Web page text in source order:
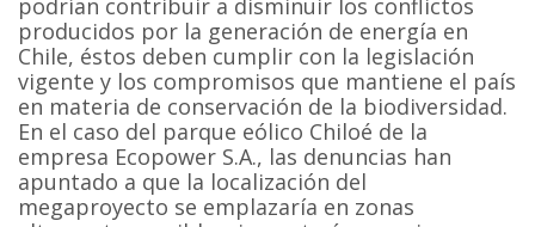
podrían contribuir a disminuir los conflictos
producidos por la generación de energía en
Chile, éstos deben cumplir con la legislación
vigente y los compromisos que mantiene el país
en materia de conservación de la biodiversidad.
En el caso del parque eólico Chiloé de la
empresa Ecopower S.A., las denuncias han
apuntado a que la localización del
megaproyecto se emplazaría en zonas